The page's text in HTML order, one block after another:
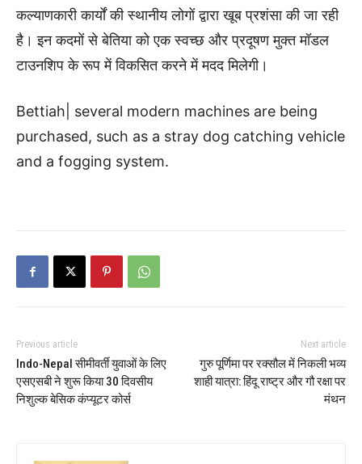
कल्याणकारी कार्यों की स्थानीय लोगों द्वारा खूब प्रशंसा की जा रही
है। इन कदमों से बेतिया को एक स्वच्छ और प्रदूषण मुक्त मॉडल
टाउनशिप के रूप में विकसित करने में मदद मिलेगी।
Bettiah| several modern machines are being
purchased, such as a stray dog catching vehicle
and a fogging system.
Previous article
Indo-Nepal सीमीवर्ती युवाओं के लिए
एसएसबी ने शुरू किया 30 दिवसीय
निशुल्क बेसिक कंप्यूटर कोर्स
Next article
गुरु पूर्णिमा पर रक्सौल में निकली भव्य
शाही यात्रा: हिंदू राष्ट्र और गौ रक्षा पर
मंथन